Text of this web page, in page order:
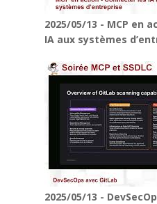
2025/05/13 - MCP en
IA aux systèmes
2025/05/13 -